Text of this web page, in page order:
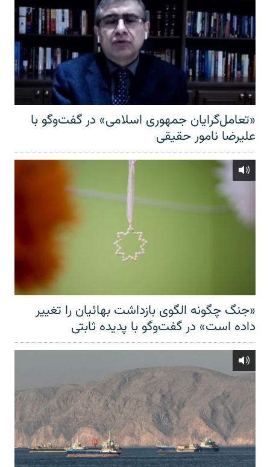
«تعامل‌گرایان جمهوری اسلامی» در گفت‌وگو با
علیرضا نامور حقیقی
«جنگ چگونه الگوی بازداشت بهائیان را تغییر
داده است» در گفت‌وگو با پدیده ثابتی